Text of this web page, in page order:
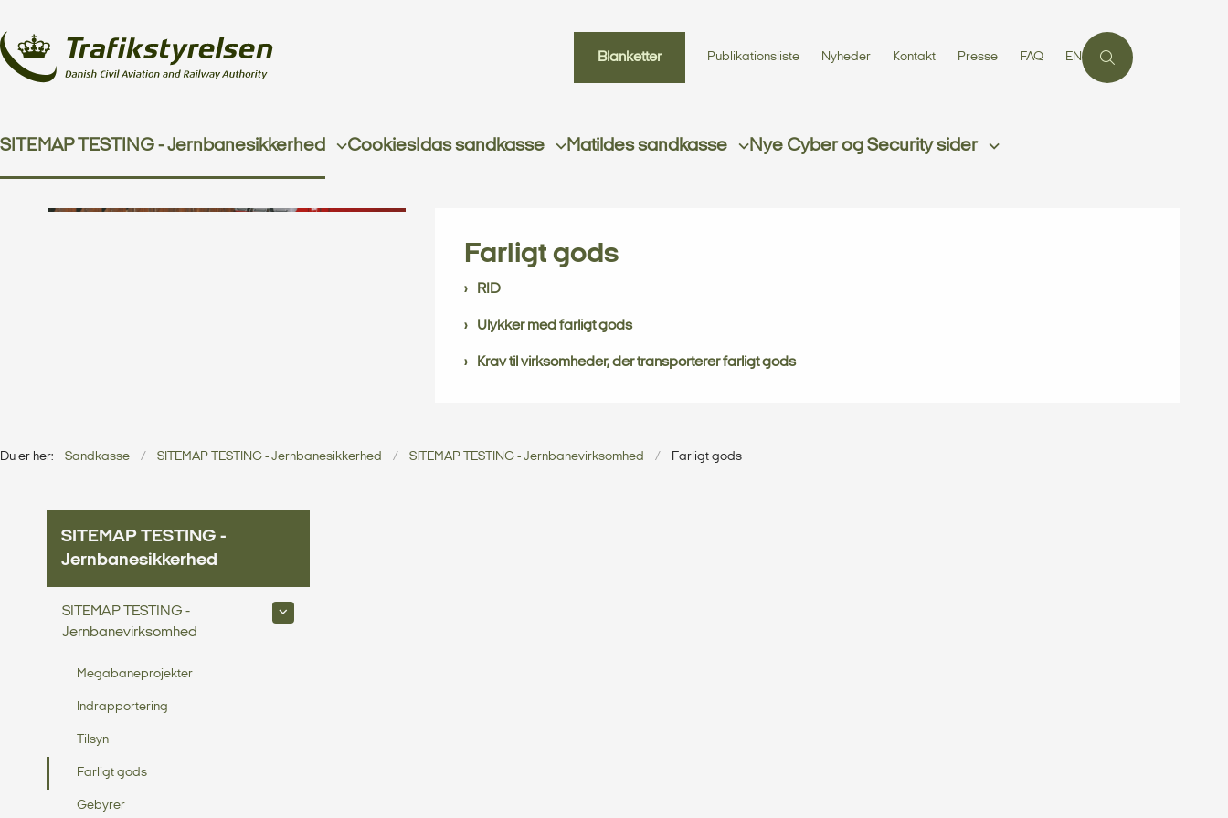
Blanketter Publikationsliste Nyheder Kontakt Presse FAQ EN
SITEMAP TESTING - Jernbanesikkerhed CookiesIdas sandkasse Matildes sandkasse Nye Cyber og Security sider
Farligt gods
RID
Ulykker med farligt gods
Krav til virksomheder, der transporterer farligt gods
Du er her: Sandkasse SITEMAP TESTING - Jernbanesikkerhed SITEMAP TESTING - Jernbanevirksomhed Farligt gods
SITEMAP TESTING -
Jernbanesikkerhed
SITEMAP TESTING -
Jernbanevirksomhed
Megabaneprojekter
Indrapportering
Tilsyn
Farligt gods
Gebyrer